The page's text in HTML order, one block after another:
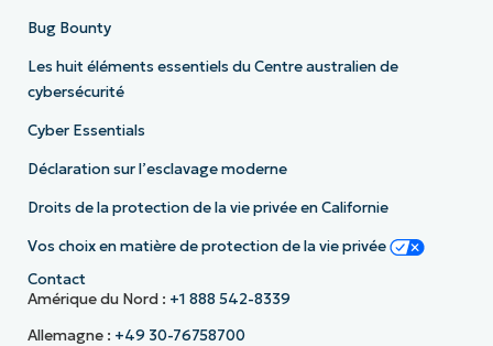
Bug Bounty
Les huit éléments essentiels du Centre australien de
cybersécurité
Cyber Essentials
Déclaration sur l’esclavage moderne
Droits de la protection de la vie privée en Californie
Vos choix en matière de protection de la vie privée
Contact
Amérique du Nord : +1 888 542-8339
Allemagne : +49 30-76758700